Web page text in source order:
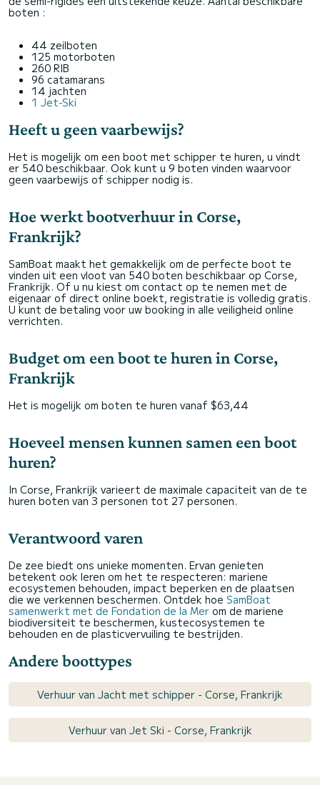
boten :
44 zeilboten
125 motorboten
260 RIB
96 catamarans
14 jachten
1 Jet-Ski
Heeft u geen vaarbewijs?
Het is mogelijk om een boot met schipper te huren, u vindt
er 540 beschikbaar. Ook kunt u 9 boten vinden waarvoor
geen vaarbewijs of schipper nodig is.
Hoe werkt bootverhuur in Corse,
Frankrijk?
SamBoat maakt het gemakkelijk om de perfecte boot te
vinden uit een vloot van 540 boten beschikbaar op Corse,
Frankrijk. Of u nu kiest om contact op te nemen met de
eigenaar of direct online boekt, registratie is volledig gratis.
U kunt de betaling voor uw booking in alle veiligheid online
verrichten.
Budget om een boot te huren in Corse,
Frankrijk
Het is mogelijk om boten te huren vanaf $63,44
Hoeveel mensen kunnen samen een boot
huren?
In Corse, Frankrijk varieert de maximale capaciteit van de te
huren boten van 3 personen tot 27 personen.
Verantwoord varen
De zee biedt ons unieke momenten. Ervan genieten
betekent ook leren om het te respecteren: mariene
ecosystemen behouden, impact beperken en de plaatsen
die we verkennen beschermen. Ontdek hoe SamBoat
samenwerkt met de Fondation de la Mer om de mariene
biodiversiteit te beschermen, kustecosystemen te
behouden en de plasticvervuiling te bestrijden.
Andere boottypes
Verhuur van Jacht met schipper - Corse, Frankrijk
Verhuur van Jet Ski - Corse, Frankrijk